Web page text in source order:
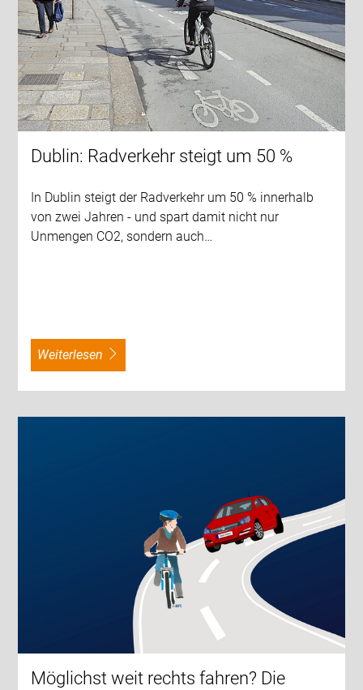
Dublin: Radverkehr steigt um 50 %
In Dublin steigt der Radverkehr um 50 % innerhalb
von zwei Jahren - und spart damit nicht nur
Unmengen CO2, sondern auch…
weiterlesen
Möglichst weit rechts fahren? Die